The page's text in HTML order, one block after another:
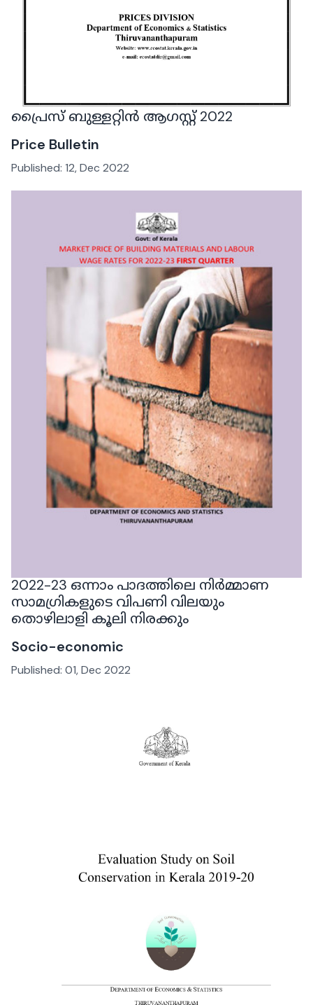
പ്രൈസ് ബുള്ളറ്റിൻ ആഗസ്റ്റ് 2022
Price Bulletin
Published: 12, Dec 2022
2022-23 ഒന്നാം പാദത്തിലെ നിർമ്മാണ
സാമഗ്രികളുടെ വിപണി വിലയും
തൊഴിലാളി കൂലി നിരക്കും
Socio-economic
Published: 01, Dec 2022